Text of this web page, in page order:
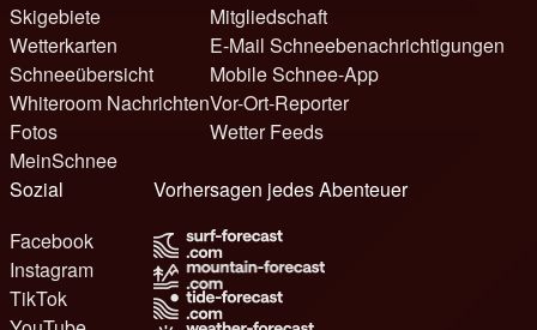
Skigebiete
Wetterkarten
Schneeübersicht
Whiteroom Nachrichten
Fotos
MeinSchnee
Mitgliedschaft
E-Mail Schneebenachrichtigungen
Mobile Schnee-App
Vor-Ort-Reporter
Wetter Feeds
Sozial
Facebook
Instagram
TikTok
Vorhersagen jedes Abenteuer